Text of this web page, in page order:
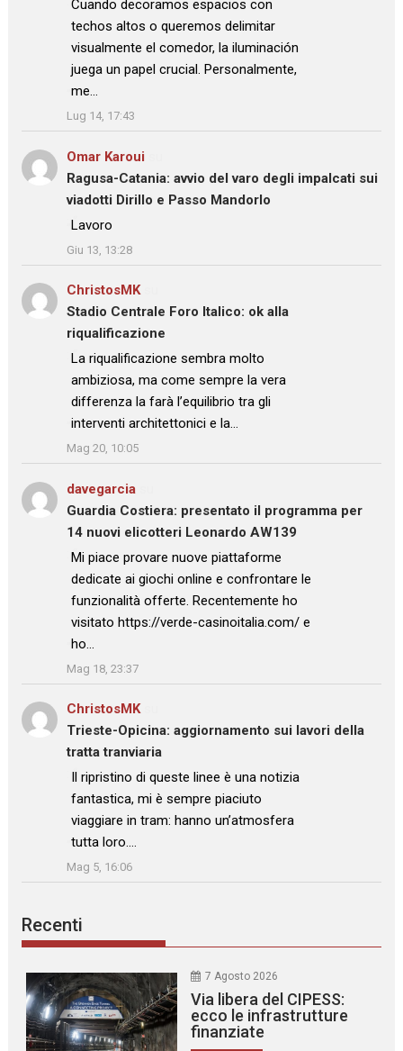
Cuando decoramos espacios con
techos altos o queremos delimitar
visualmente el comedor, la iluminación
juega un papel crucial. Personalmente,
me…
”
Lug 14, 17:43
Omar Karoui
Ragusa-Catania: avvio del varo degli impalcati sui
viadotti Dirillo e Passo Mandorlo
: “Lavoro
”
Giu 13, 13:28
ChristosMKsu
Stadio Centrale Foro Italico: ok alla
riqualificazione
: “La riqualificazione sembra molto
ambiziosa, ma come sempre la vera
differenza la farà l’equilibrio tra gli
interventi architettonici e la…
”
Mag 20, 10:05
davegarcia
Guardia Costiera: presentato il programma per
14 nuovi elicotteri Leonardo AW139
: “
Mi piace provare nuove piattaforme
dedicate ai giochi online e confrontare le
funzionalità offerte. Recentemente ho
visitato https://verde-casinoitalia.com/ e
ho…
”
Mag 18, 23:37
ChristosMKsu
Trieste-Opicina: aggiornamento sui lavori della
tratta tranviaria
: “
Il ripristino di queste linee è una notizia
fantastica, mi è sempre piaciuto
viaggiare in tram: hanno un’atmosfera
tutta loro.…
”
Mag 5, 16:06
Recenti
7 Agosto 2026
Via libera del CIPESS:
ecco le infrastrutture
finanziate